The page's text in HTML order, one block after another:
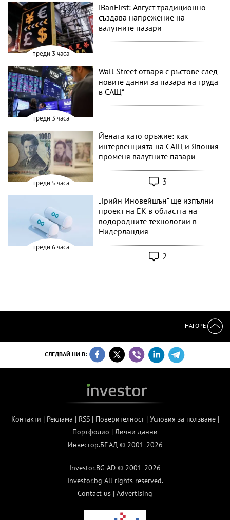
преди 3 часа
iBanFirst: Август традиционно
създава напрежение на
валутните пазари
преди 3 часа
Wall Street отваря с ръстове след
новите данни за пазара на труда
в САЩ*
преди 5 часа
Йената като оръжие: как
интервенцията на САЩ и Япония
променя валутните пазари
3
преди 6 часа
„Грийн Иновейшън“ ще изпълни
проект на ЕК в областта на
водородните технологии в
Нидерландия
2
НАГОРЕ
СЛЕДВАЙ НИ В:
Контакти | Реклама | RSS| Поверителност| Условия за ползване|
Портфолио | Лични данни
Инвестор.БГ АД © 2001-2026
Investor.BG AD © 2001-2026
Investor.bg All rights reserved.
Contact us | Advertising